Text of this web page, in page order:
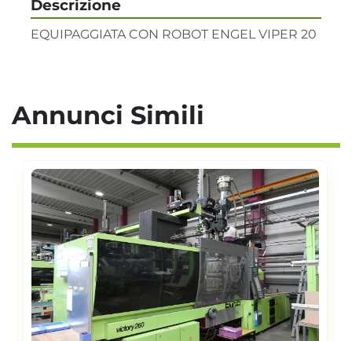
Descrizione
EQUIPAGGIATA CON ROBOT ENGEL VIPER 20
Annunci Simili